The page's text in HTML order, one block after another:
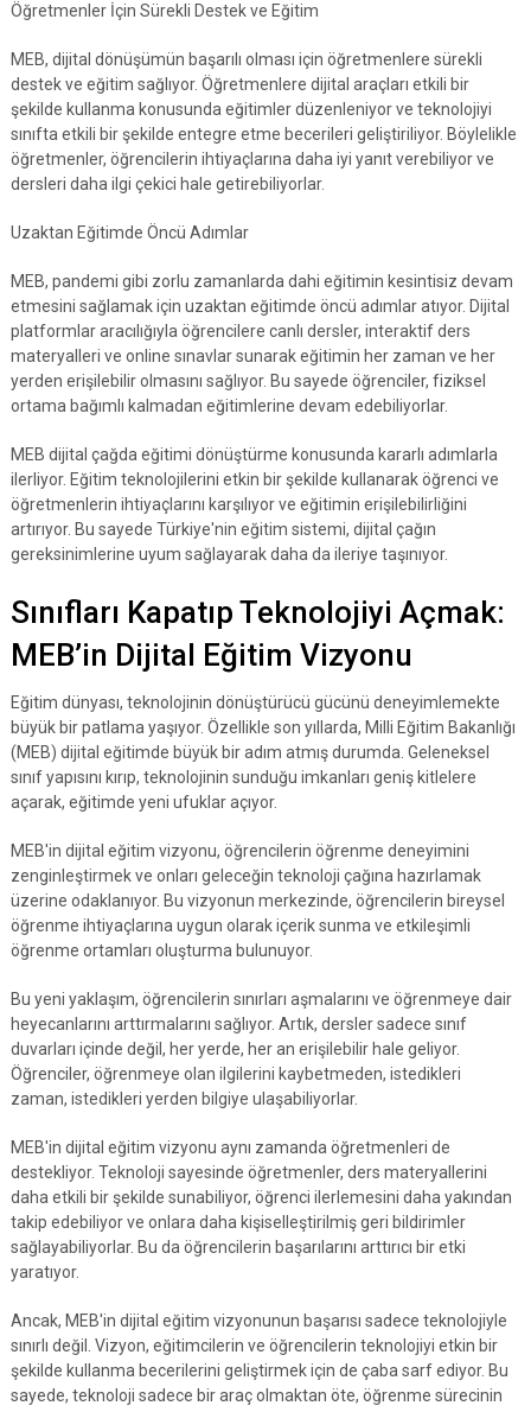
Öğretmenler İçin Sürekli Destek ve Eğitim
MEB, dijital dönüşümün başarılı olması için öğretmenlere sürekli
destek ve eğitim sağlıyor. Öğretmenlere dijital araçları etkili bir
şekilde kullanma konusunda eğitimler düzenleniyor ve teknolojiyi
sınıfta etkili bir şekilde entegre etme becerileri geliştiriliyor. Böylelikle
öğretmenler, öğrencilerin ihtiyaçlarına daha iyi yanıt verebiliyor ve
dersleri daha ilgi çekici hale getirebiliyorlar.
Uzaktan Eğitimde Öncü Adımlar
MEB, pandemi gibi zorlu zamanlarda dahi eğitimin kesintisiz devam
etmesini sağlamak için uzaktan eğitimde öncü adımlar atıyor. Dijital
platformlar aracılığıyla öğrencilere canlı dersler, interaktif ders
materyalleri ve online sınavlar sunarak eğitimin her zaman ve her
yerden erişilebilir olmasını sağlıyor. Bu sayede öğrenciler, fiziksel
ortama bağımlı kalmadan eğitimlerine devam edebiliyorlar.
MEB dijital çağda eğitimi dönüştürme konusunda kararlı adımlarla
ilerliyor. Eğitim teknolojilerini etkin bir şekilde kullanarak öğrenci ve
öğretmenlerin ihtiyaçlarını karşılıyor ve eğitimin erişilebilirliğini
artırıyor. Bu sayede Türkiye'nin eğitim sistemi, dijital çağın
gereksinimlerine uyum sağlayarak daha da ileriye taşınıyor.
Sınıfları Kapatıp Teknolojiyi Açmak:
MEB’in Dijital Eğitim Vizyonu
Eğitim dünyası, teknolojinin dönüştürücü gücünü deneyimlemekte
büyük bir patlama yaşıyor. Özellikle son yıllarda, Milli Eğitim Bakanlığı
(MEB) dijital eğitimde büyük bir adım atmış durumda. Geleneksel
sınıf yapısını kırıp, teknolojinin sunduğu imkanları geniş kitlelere
açarak, eğitimde yeni ufuklar açıyor.
MEB'in dijital eğitim vizyonu, öğrencilerin öğrenme deneyimini
zenginleştirmek ve onları geleceğin teknoloji çağına hazırlamak
üzerine odaklanıyor. Bu vizyonun merkezinde, öğrencilerin bireysel
öğrenme ihtiyaçlarına uygun olarak içerik sunma ve etkileşimli
öğrenme ortamları oluşturma bulunuyor.
Bu yeni yaklaşım, öğrencilerin sınırları aşmalarını ve öğrenmeye dair
heyecanlarını arttırmalarını sağlıyor. Artık, dersler sadece sınıf
duvarları içinde değil, her yerde, her an erişilebilir hale geliyor.
Öğrenciler, öğrenmeye olan ilgilerini kaybetmeden, istedikleri
zaman, istedikleri yerden bilgiye ulaşabiliyorlar.
MEB'in dijital eğitim vizyonu aynı zamanda öğretmenleri de
destekliyor. Teknoloji sayesinde öğretmenler, ders materyallerini
daha etkili bir şekilde sunabiliyor, öğrenci ilerlemesini daha yakından
takip edebiliyor ve onlara daha kişiselleştirilmiş geri bildirimler
sağlayabiliyorlar. Bu da öğrencilerin başarılarını arttırıcı bir etki
yaratıyor.
Ancak, MEB'in dijital eğitim vizyonunun başarısı sadece teknolojiyle
sınırlı değil. Vizyon, eğitimcilerin ve öğrencilerin teknolojiyi etkin bir
şekilde kullanma becerilerini geliştirmek için de çaba sarf ediyor. Bu
sayede, teknoloji sadece bir araç olmaktan öte, öğrenme sürecinin